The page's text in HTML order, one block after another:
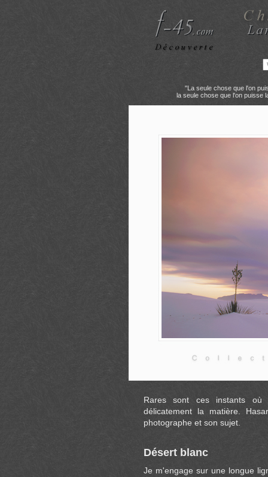
"La seule chose que l'on
la seule chose que l'on puisse
Rares sont ces instants
délicatement la matière.
photographe et son sujet.
Désert blanc
Je m'engage sur une longue